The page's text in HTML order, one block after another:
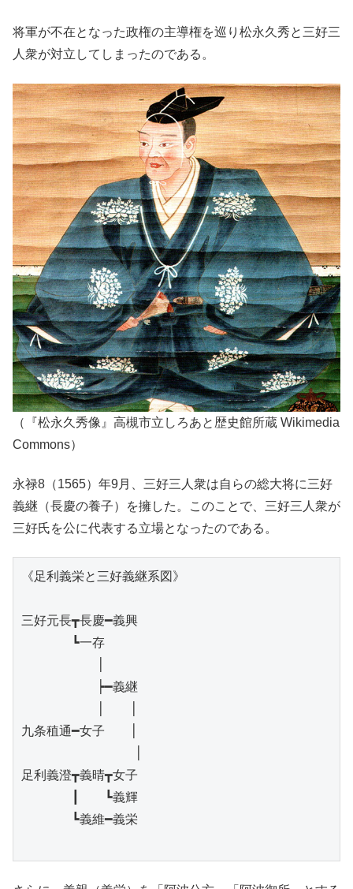
将軍が不在となった政権の主導権を巡り松永久秀と三好三
人衆が対立してしまったのである。
（『松永久秀像』高槻市立しろあと歴史館所蔵 Wikimedia
Commons）
永禄8（1565）年9月、三好三人衆は自らの総大将に三好
義継（長慶の養子）を擁した。このことで、三好三人衆が
三好氏を公に代表する立場となったのである。
《足利義栄と三好義継系図》
三好元長┳長慶━義興
┗一存
┝━義継
九条稙通━女子　　│
足利義澄┳義晴┳女子
┃　　┗義輝
┗義維━義栄